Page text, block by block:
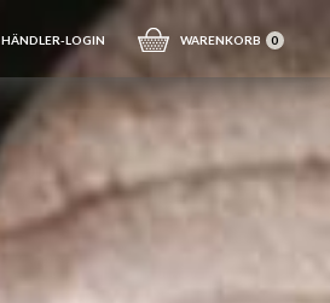
HÄNDLER-LOGIN WARENKORB 0